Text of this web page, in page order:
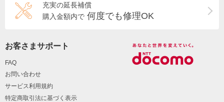
充実の延長補償
購入金額内で 何度でも修理OK
お客さまサポート
FAQ
お問い合わせ
サービス利用規約
特定商取引法に基づく表示